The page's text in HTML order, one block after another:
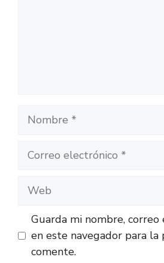
Guarda mi nombre,
en este navegador para la
comente.